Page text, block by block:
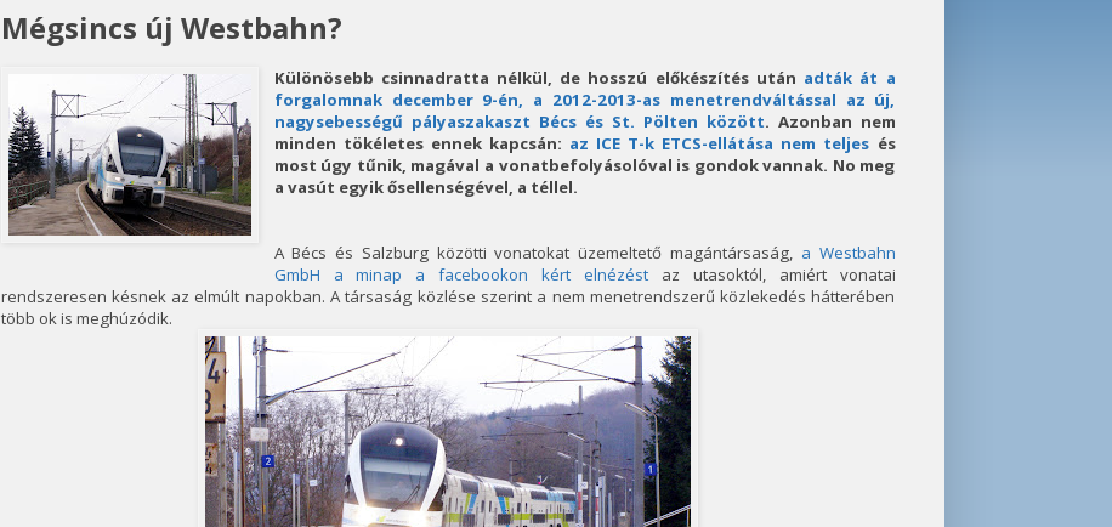
Mégsincs új Westbahn?
Különösebb csinnadratta nélkül, de hosszú előkészítés után adták át a
forgalomnak december 9-én, a 2012-2013-as menetrendváltással az új,
nagysebességű pályaszakaszt Bécs és St. Pölten között. Azonban nem
minden tökéletes ennek kapcsán: az ICE T-k ETCS-ellátása nem teljes és
most úgy tűnik, magával a vonatbefolyásolóval is gondok vannak. No meg
a vasút egyik ősellenségével, a téllel.
A Bécs és Salzburg közötti vonatokat üzemeltető magántársaság, a Westbahn
GmbH a minap a facebookon kért elnézéstaz utasoktól, amiért vonatai
rendszeresen késnek az elmúlt napokban. A társaság közlése szerint a nem menetrendszerű közlekedés hátterében
több ok is meghúzódik.